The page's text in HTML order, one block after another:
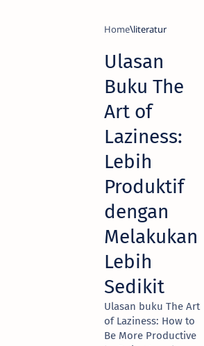
Home literatur
Ulasan
Buku The
Art of
Laziness:
Lebih
Produktif
dengan
Melakukan
Lebih
Sedikit
Ulasan buku The Art
of Laziness: How to
Be More Productive